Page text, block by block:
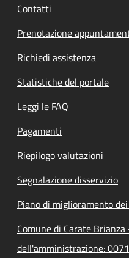
Contatti
Prenotazione
Richiedi assistenza
Statistiche del portale
Leggi le FAQ
Pagamenti
Riepilogo valutazioni
Segnalazione disservizio
Piano di miglioramento
Comune di Carate
dell'amministrazione: